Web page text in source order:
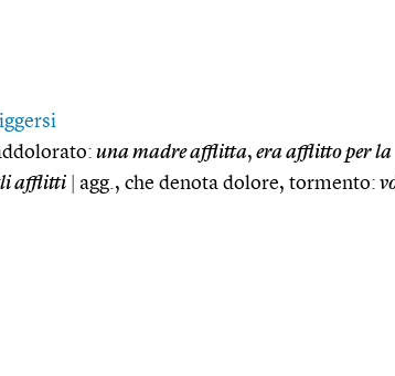
una madre afflitta, era afflitto per la
afflitti agg., che denota dolore, tormento: